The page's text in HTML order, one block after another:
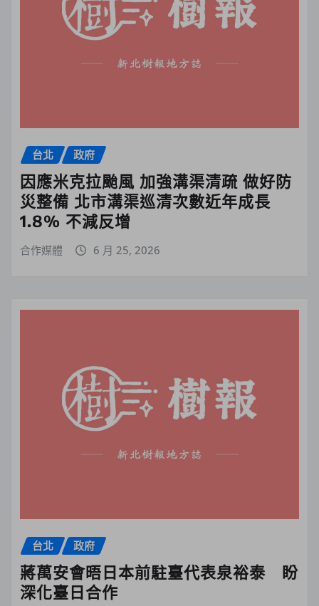
台北 政府
因應米克拉颱風 加強溝渠清疏 做好防
災整備 北市溝渠巡清次數近年成長
1.8% 不減反增
合作媒體 6 月 25, 2026
台北 政府
蔣萬安會晤日本前駐臺代表泉裕泰 盼
深化臺日合作